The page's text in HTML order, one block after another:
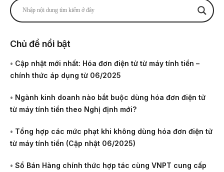
Chủ đề nổi bật
• Cập nhật mới nhất: Hóa đơn điện tử từ máy tính tiền –
chính thức áp dụng từ 06/2025
• Ngành kinh doanh nào bắt buộc dùng hóa đơn điện tử
từ máy tính tiền theo Nghị định mới?
• Tổng hợp các mức phạt khi không dùng hóa đơn điện tử
từ máy tính tiền (Cập nhật 06/2025)
• Sổ Bán Hàng chính thức hợp tác cùng VNPT cung cấp